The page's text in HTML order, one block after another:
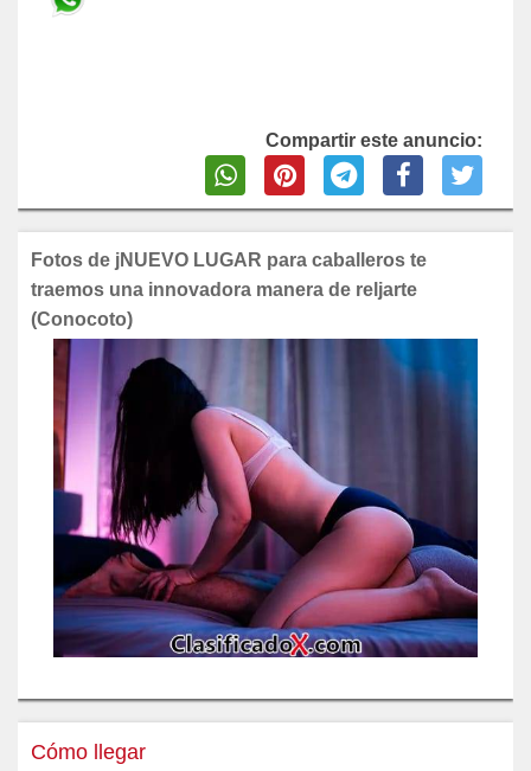
Compartir este anuncio:
Fotos de jNUEVO LUGAR para caballeros te
traemos una innovadora manera de reljarte
(Conocoto)
Cómo llegar